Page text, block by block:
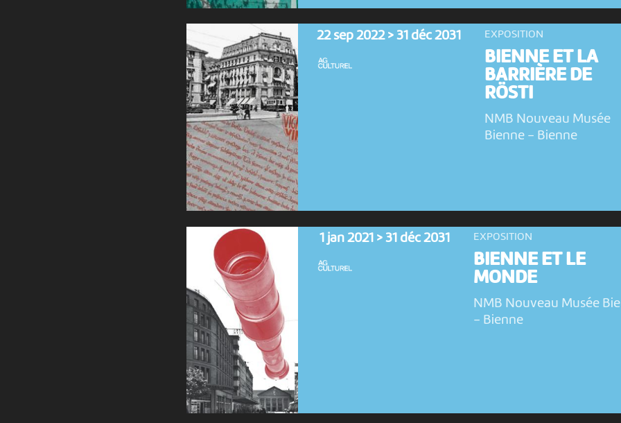
22 sep 2022 > 31 déc 2031 EXPOSITION
BIENNE ET LA
BARRIÈRE DE
RÖSTI
NMB Nouveau Musée
Bienne - Bienne
1 jan 2021 > 31 déc 2031 EXPOSITION
BIENNE ET LE
MONDE
NMB Nouveau Musée
- Bienne